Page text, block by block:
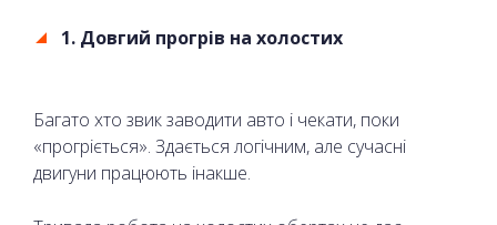
1. Довгий прогрів на холостих
Багато хто звик заводити авто і чекати, поки
«прогріється». Здається логічним, але сучасні
двигуни працюють інакше.